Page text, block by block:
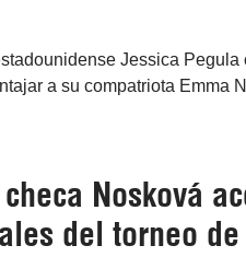
Jessica
a su compatriota Emma
Nosková
del torneo